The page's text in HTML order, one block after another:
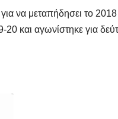
να μεταπήδησει το 2018
και αγωνίστηκε για